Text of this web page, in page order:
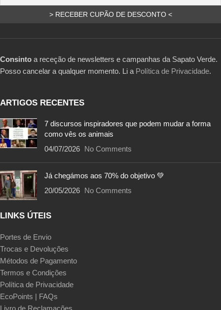
Consinto a receção de newsletters e campanhas da Sapato Verde.
Posso cancelar a qualquer momento. Li a Política de Privacidade.
ARTIGOS RECENTES
7 discursos inspiradores que podem mudar a forma
como vês os animais
04/07/2026 No Comments
Já chegámos aos 70% do objetivo 💚
20/05/2026 No Comments
LINKS ÚTEIS
Portes de Envio
Trocas e Devoluções
Métodos de Pagamento
Termos e Condições
Política de Privacidade
EcoPoints | FAQs
Livro de Reclamações